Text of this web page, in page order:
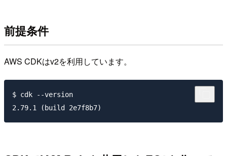
前提条件
AWS CDKはv2を利用しています。
$ cdk --version